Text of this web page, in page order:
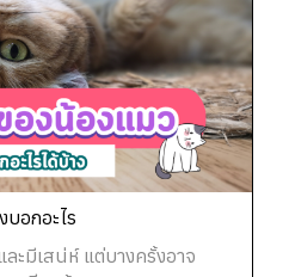
อกอะไร
ะมีเสน่ห์ แต่บางครั้งอาจ